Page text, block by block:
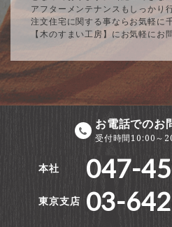
アフターメンテナンスもしっかり
注文住宅に関する事ならお気軽に
【木のすまい工房】にお気軽にお
お電話でのお
受付時間10:00～
本社 047-
東京支店 03-